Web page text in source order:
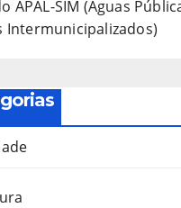
APAL-SIM (Águas
Intermunicipalizados)